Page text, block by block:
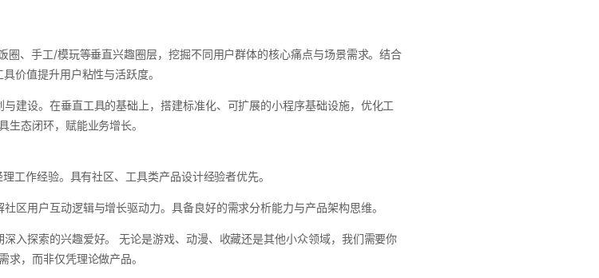
圈、手工/模玩等垂直兴趣圈层，挖掘不同用户群体的核心痛点与场景需求。结合
价值提升用户粘性与活跃度。
建设。在垂直工具的基础上，搭建标准化、可扩展的小程序基础设施，优化工
生态闭环，赋能业务增长。
工作经验。具有社区、工具类产品设计经验者优先。
区用户互动逻辑与增长驱动力。具备良好的需求分析能力与产品架构思维。
入探索的兴趣爱好。 无论是游戏、动漫、收藏还是其他小众领域，我们需要你
求，而非仅凭理论做产品。